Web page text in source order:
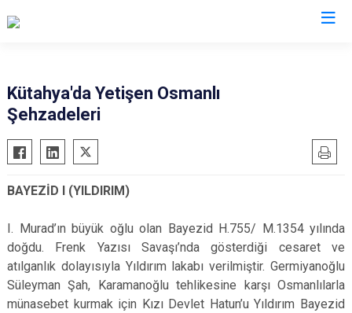
Kütahya'da Yetişen Osmanlı
Şehzadeleri
BAYEZİD I (YILDIRIM)
I. Murad’ın büyük oğlu olan Bayezid H.755/ M.1354 yılında
doğdu. Frenk Yazısı Savaşı’nda gösterdiği cesaret ve
atılganlık dolayısıyla Yıldırım lakabı verilmiştir. Germiyanoğlu
Süleyman Şah, Karamanoğlu tehlikesine karşı Osmanlılarla
münasebet kurmak için Kızı Devlet Hatun’u Yıldırım Bayezid